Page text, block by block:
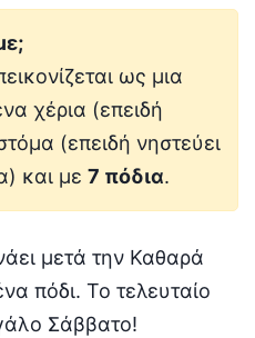
ως μια
χέρια (επειδή
(επειδή νηστεύει
και με 7 πόδια.
μετά την Καθαρά
πόδι. Το τελευταίο
Σάββατο!